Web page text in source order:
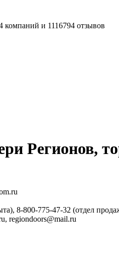
компаний и 1116794 отзывов
Регионов,
8-800-775-47-32 (отдел
regiondoors@mail.ru